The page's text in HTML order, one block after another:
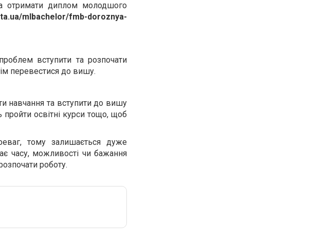
отримати диплом молодшого
mlbachelor/fmb-doroznya-
вступити та розпочати
перевестися до вишу.
навчання та вступити до вишу
освітні курси тощо, щоб
тому залишається дуже
часу, можливості чи бажання
роботу.